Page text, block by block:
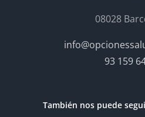
08028
93 159
También nos puede